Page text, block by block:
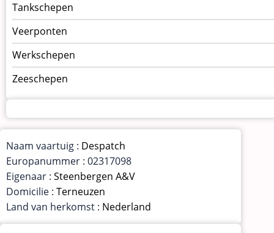
Tankschepen
Veerponten
Werkschepen
Zeeschepen
Naam vaartuig : Despatch
Europanummer : 02317098
Eigenaar : Steenbergen A&V
Domicilie : Terneuzen
Land van herkomst : Nederland